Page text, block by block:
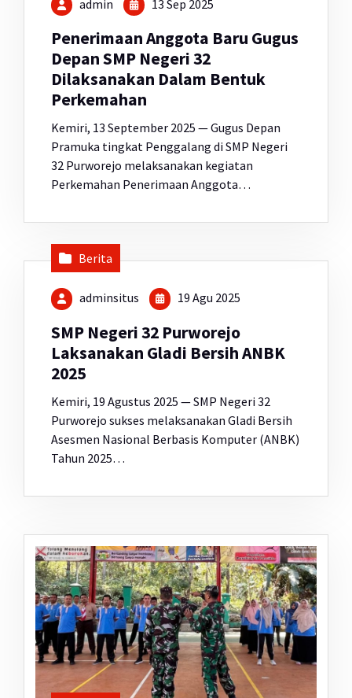
admin 13 Sep 2025
Penerimaan Anggota Baru Gugus
Depan SMP Negeri 32
Dilaksanakan Dalam Bentuk
Perkemahan
Kemiri, 13 September 2025 — Gugus Depan
Pramuka tingkat Penggalang di SMP Negeri
32 Purworejo melaksanakan kegiatan
Perkemahan Penerimaan Anggota…
Berita
adminsitus 19 Agu 2025
SMP Negeri 32 Purworejo
Laksanakan Gladi Bersih ANBK
2025
Kemiri, 19 Agustus 2025 — SMP Negeri 32
Purworejo sukses melaksanakan Gladi Bersih
Asesmen Nasional Berbasis Komputer (ANBK)
Tahun 2025…